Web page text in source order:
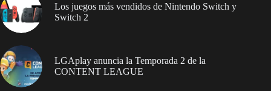
Los juegos más vendidos de Nintendo Switch y
Switch 2
LGAplay anuncia la Temporada 2 de la
CONTENT LEAGUE